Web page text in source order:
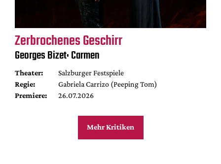
Zerbrochenes Geschirr
Georges Bizet: Carmen
Theater:
Salzburger Festspiele
Regie:
Gabriela Carrizo (Peeping Tom)
Premiere:
26.07.2026
Mehr Kritiken